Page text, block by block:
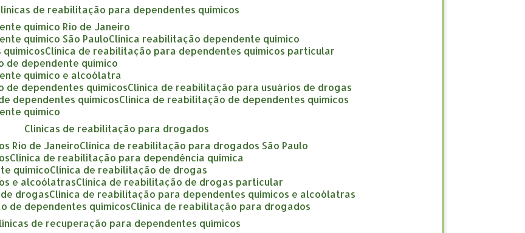
clínicas de reabilitação para dependentes químicos
químico Rio de Janeiro
químico São Paulo clínica reabilitação dependente químico
químicos clínica de reabilitação para dependentes químicos particular
de dependente químico
químico e alcoólatra
de dependentes químicos clínica de reabilitação para usuários de drogas
dependentes químicos clínica de reabilitação de dependentes químicos
químico
clínicas de reabilitação para drogados
Rio de Janeiro clínica de reabilitação para drogados São Paulo
clínica de reabilitação para dependência química
químico clínica de reabilitação de drogas
e alcoólatras clínica de reabilitação de drogas particular
drogas clínica de reabilitação para dependentes químicos e alcoólatras
de dependentes químicos clínica de reabilitação para drogados
clínicas de recuperação para dependentes químicos